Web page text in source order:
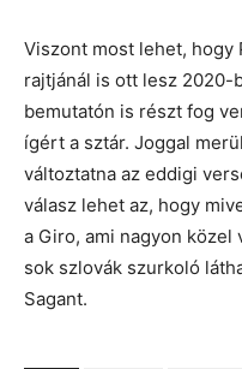
Viszont most lehet, hogy
rajtjánál is ott lesz 2020-
bemutatón is részt fog
ígért a sztár. Joggal
változtatna az eddigi
válasz lehet az, hogy
a Giro, ami nagyon közel
sok szlovák szurkoló
Sagant.